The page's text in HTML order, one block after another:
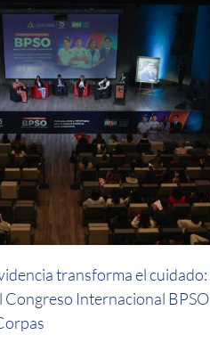
transforma el cuidado:
Congreso Internacional BPSO